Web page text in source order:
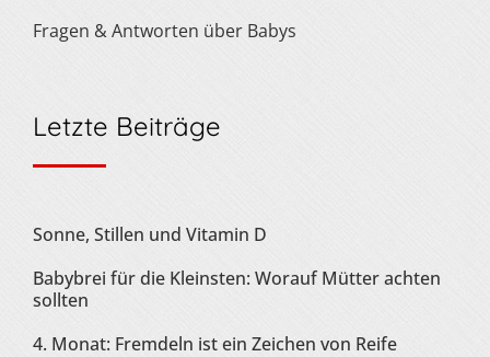
Fragen & Antworten über Babys
Letzte Beiträge
Sonne, Stillen und Vitamin D
Babybrei für die Kleinsten: Worauf Mütter achten
sollten
4. Monat: Fremdeln ist ein Zeichen von Reife